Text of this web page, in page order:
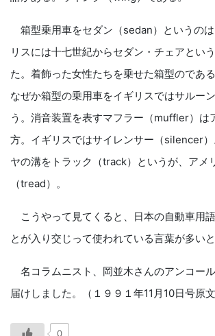
箱型乗用車をセダン（sedan）というの
リスには十七世紀からセダン・チェアとい
た。着飾った女性たちを乗せた箱型のである
なぜか箱型の乗用車をイギリスではサルー
う。消音装置を表すマフラー（muffler）は
方。イギリスではサイレンサー（silencer
ヤの溝をトラック（track）というが、アメ
（tread）。
こうやって見てくると、日本の自動車用
とが入り交じって使われている言葉が多いと
名コラムニスト、岡並木さんのアンコー
届けしました。（１９９１年11月10日号原文
0